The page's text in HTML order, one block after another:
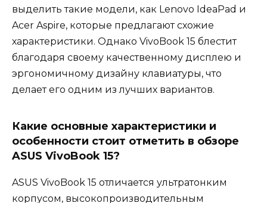
выделить такие модели, как Lenovo IdeaPad и
Acer Aspire, которые предлагают схожие
характеристики. Однако VivoBook 15 блестит
благодаря своему качественному дисплею и
эргономичному дизайну клавиатуры, что
делает его одним из лучших вариантов.
Какие основные характеристики и
особенности стоит отметить в обзоре
ASUS VivoBook 15?
ASUS VivoBook 15 отличается ультратонким
корпусом, высокопроизводительным